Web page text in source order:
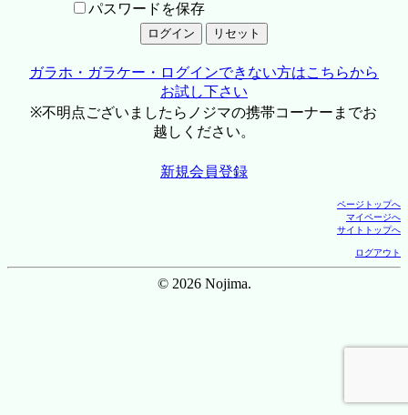
パスワードを保存
ガラホ・ガラケー・ログインできない方はこちらから
お試し下さい
※不明点ございましたらノジマの携帯コーナーまでお
越しください。
新規会員登録
ページトップへ
マイページへ
サイトトップへ
ログアウト
© 2026 Nojima.